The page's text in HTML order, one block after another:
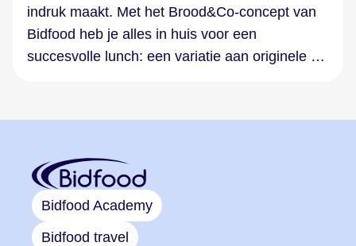
indruk maakt. Met het Brood&Co-concept van
Bidfood heb je alles in huis voor een
succesvolle lunch: een variatie aan originele en
Bidfood Academy
Bidfood travel